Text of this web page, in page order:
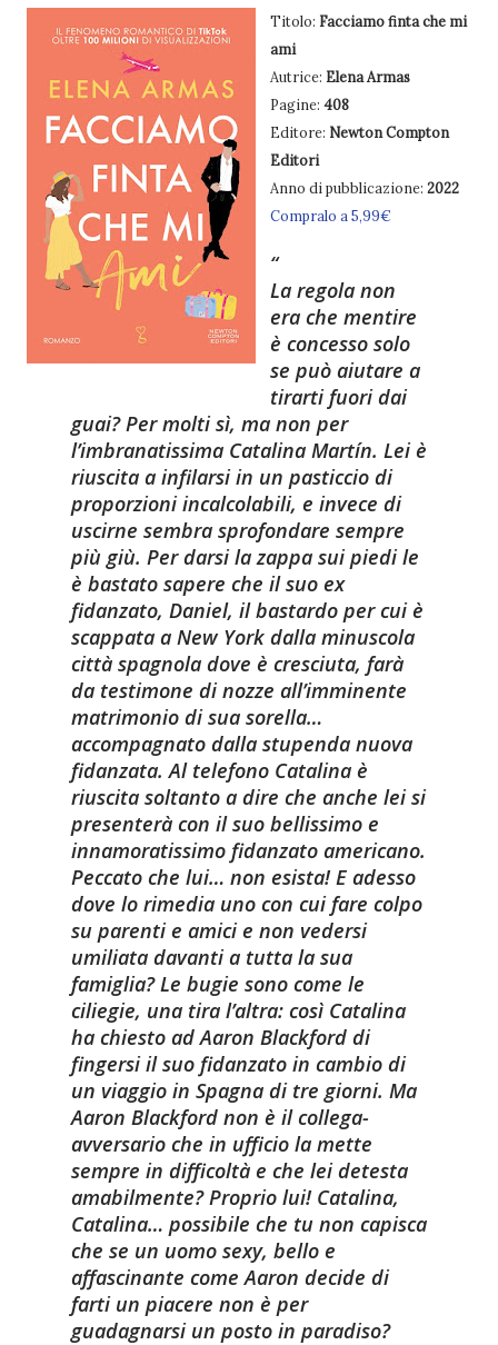
Titolo: Facciamo finta che mi
ami
Autrice: Elena Armas
Pagine: 408
Editore: Newton Compton
Editori
Anno di pubblicazione: 2022
Compralo a 5,99€
La regola non
era che mentire
è concesso solo
se può aiutare a
tirarti fuori dai
guai? Per molti sì, ma non per
l’imbranatissima Catalina Martín. Lei è
riuscita a infilarsi in un pasticcio di
proporzioni incalcolabili, e invece di
uscirne sembra sprofondare sempre
più giù. Per darsi la zappa sui piedi le
è bastato sapere che il suo ex
fidanzato, Daniel, il bastardo per cui è
scappata a New York dalla minuscola
città spagnola dove è cresciuta, farà
da testimone di nozze all’imminente
matrimonio di sua sorella…
accompagnato dalla stupenda nuova
fidanzata. Al telefono Catalina è
riuscita soltanto a dire che anche lei si
presenterà con il suo bellissimo e
innamoratissimo fidanzato americano.
Peccato che lui… non esista! E adesso
dove lo rimedia uno con cui fare colpo
su parenti e amici e non vedersi
umiliata davanti a tutta la sua
famiglia? Le bugie sono come le
ciliegie, una tira l’altra: così Catalina
ha chiesto ad Aaron Blackford di
fingersi il suo fidanzato in cambio di
un viaggio in Spagna di tre giorni. Ma
Aaron Blackford non è il collega-
avversario che in ufficio la mette
sempre in difficoltà e che lei detesta
amabilmente? Proprio lui! Catalina,
Catalina… possibile che tu non capisca
che se un uomo sexy, bello e
affascinante come Aaron decide di
farti un piacere non è per
guadagnarsi un posto in paradiso?